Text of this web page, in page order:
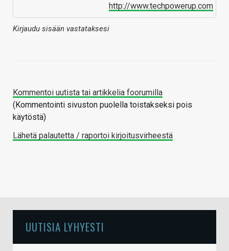
http://www.techpowerup.com
Kirjaudu sisään vastataksesi
Kommentoi uutista tai artikkelia foorumilla
(Kommentointi sivuston puolella toistakseksi pois
käytöstä)
Lähetä palautetta / raportoi kirjoitusvirheestä
UUTISIA LYHYESTI